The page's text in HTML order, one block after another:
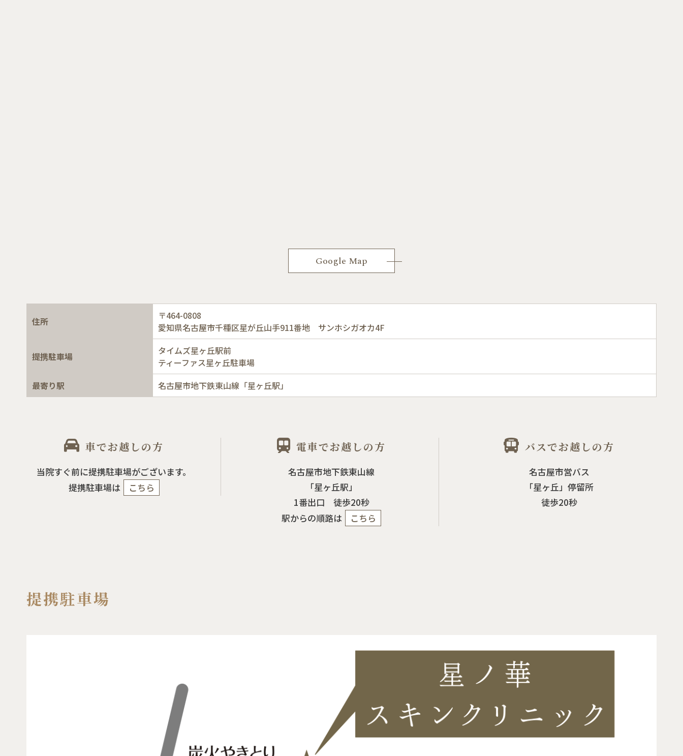
Google Map
住所
〒464-0808
愛知県名古屋市千種区星が丘山手911番地 サンホシガオカ4F
提携駐車場
タイムズ星ヶ丘駅前
ティーファス星ヶ丘駐車場
最寄り駅
名古屋市地下鉄東山線「星ヶ丘駅」
車でお越しの方
当院すぐ前に提携駐車場がございます。
提携駐車場は
こちら
電車でお越しの方
名古屋市地下鉄東山線
「星ヶ丘駅」
1番出口 徒歩20秒
駅からの順路は
こちら
バスでお越しの方
名古屋市営バス
「星ヶ丘」停留所
徒歩20秒
提携駐車場